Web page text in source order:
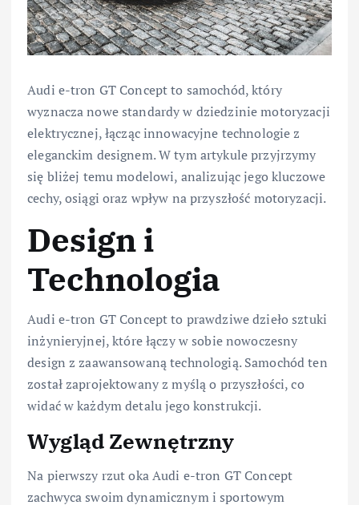
Audi e-tron GT Concept to samochód, który
wyznacza nowe standardy w dziedzinie motoryzacji
elektrycznej, łącząc innowacyjne technologie z
eleganckim designem. W tym artykule przyjrzymy
się bliżej temu modelowi, analizując jego kluczowe
cechy, osiągi oraz wpływ na przyszłość motoryzacji.
Design i
Technologia
Audi e-tron GT Concept to prawdziwe dzieło sztuki
inżynieryjnej, które łączy w sobie nowoczesny
design z zaawansowaną technologią. Samochód ten
został zaprojektowany z myślą o przyszłości, co
widać w każdym detalu jego konstrukcji.
Wygląd Zewnętrzny
Na pierwszy rzut oka Audi e-tron GT Concept
zachwyca swoim dynamicznym i sportowym